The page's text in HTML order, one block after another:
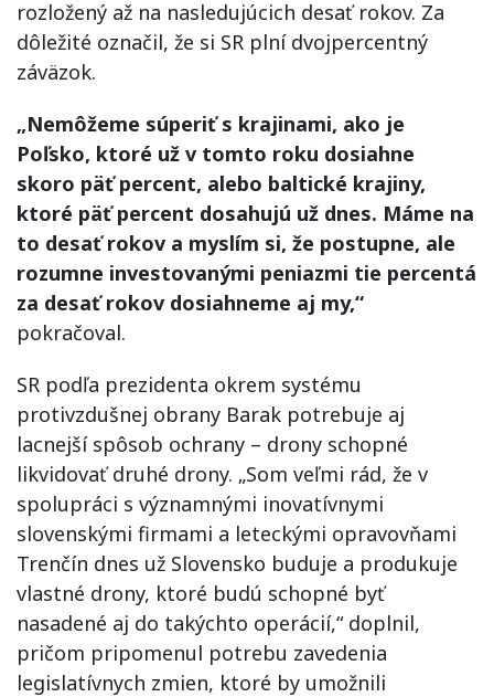
rozložený až na nasledujúcich desať rokov. Za
dôležité označil, že si SR plní dvojpercentný
záväzok.
„Nemôžeme súperiť s krajinami, ako je
Poľsko, ktoré už v tomto roku dosiahne
skoro päť percent, alebo baltické krajiny,
ktoré päť percent dosahujú už dnes. Máme na
to desať rokov a myslím si, že postupne, ale
rozumne investovanými peniazmi tie percentá
za desať rokov dosiahneme aj my,“
pokračoval.
SR podľa prezidenta okrem systému
protivzdušnej obrany Barak potrebuje aj
lacnejší spôsob ochrany – drony schopné
likvidovať druhé drony. „Som veľmi rád, že v
spolupráci s významnými inovatívnymi
slovenskými firmami a leteckými opravovňami
Trenčín dnes už Slovensko buduje a produkuje
vlastné drony, ktoré budú schopné byť
nasadené aj do takýchto operácií,“ doplnil,
pričom pripomenul potrebu zavedenia
legislatívnych zmien, ktoré by umožnili